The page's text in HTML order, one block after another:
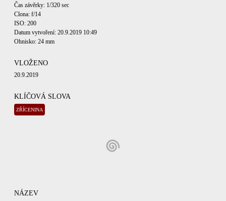
Čas závěrky: 1/320 sec
Clona: f/14
ISO: 200
Datum vytvoření: 20.9.2019 10:49
Ohnisko: 24 mm
VLOŽENO
20.9.2019
KLÍČOVÁ SLOVA
ZŘÍCENINA
NÁZEV